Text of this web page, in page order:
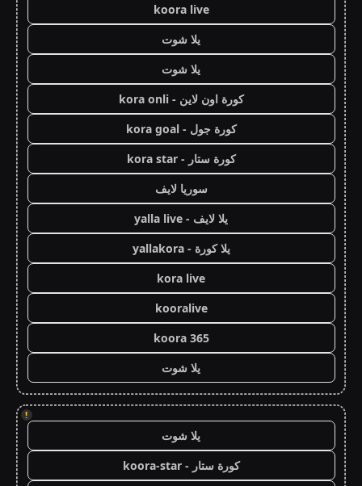
koora live
يلا شوت
يلا شوت
كورة اون لاين - kora onli
كورة جول - kora goal
كورة ستار - kora star
سوريا لايف
يلا لايف - yalla live
يلا كورة - yallakora
kora live
kooralive
koora 365
يلا شوت
!
يلا شوت
كورة ستار - koora-star